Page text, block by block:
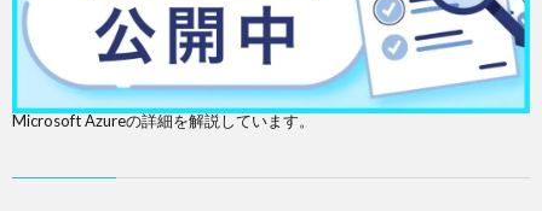
Microsoft Azureの詳細を解説しています。